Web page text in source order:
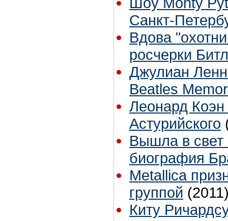
Санкт-
Вдова
росчерки
Джулиан
Beatles
Леонард
Астурийского
Вышла в свет
биография
Metallica
группой
Киту